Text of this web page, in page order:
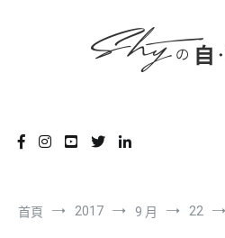
首頁 2017 9 月 22